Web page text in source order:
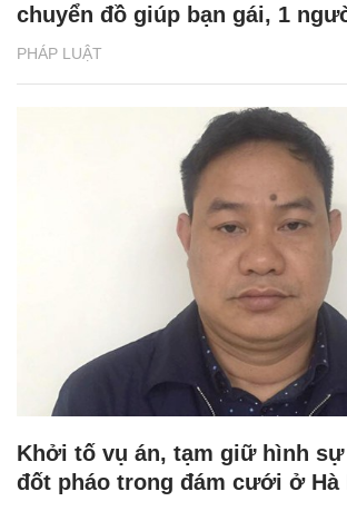
PHÁP LUẬT
chuyển đồ giúp bạn gái, 1
Khởi tố vụ án, tạm giữ hình
đốt pháo trong đám cưới ở Hà